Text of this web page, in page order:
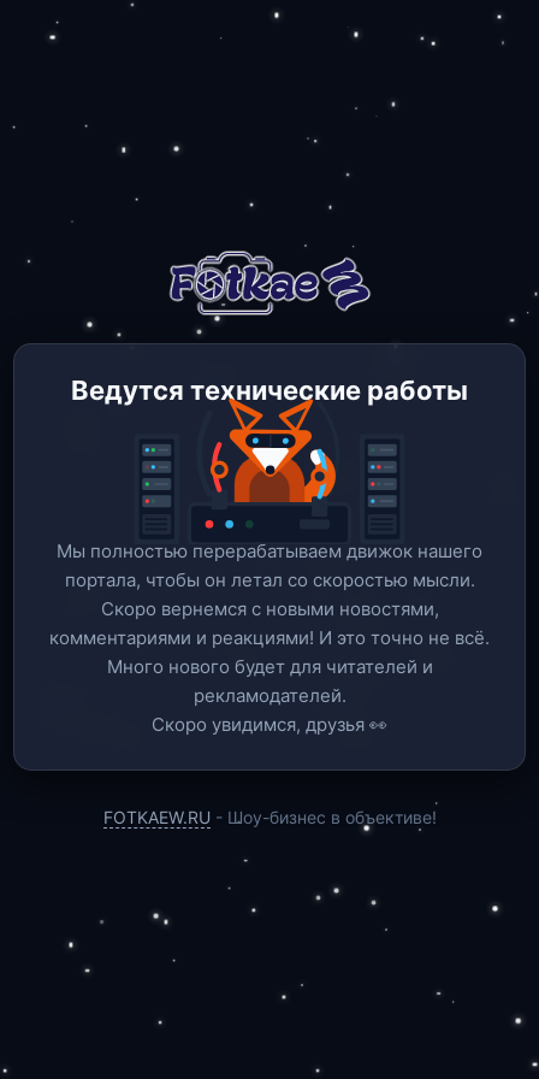
Ведутся технические работы
Мы полностью перерабатываем движок нашего
портала, чтобы он летал со скоростью мысли.
Скоро вернемся c новыми новостями,
комментариями и реакциями! И это точно не всё.
Много нового будет для читателей и
рекламодателей.
Скоро увидимся, друзья 👀
FOTKAEW.RU - Шоу-бизнес в объективе!